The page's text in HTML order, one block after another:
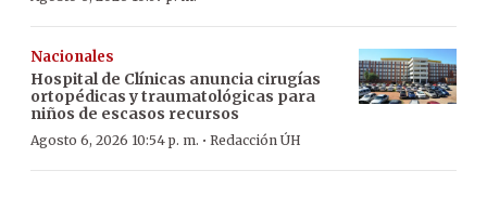
Nacionales
Hospital de Clínicas anuncia cirugías
ortopédicas y traumatológicas para
niños de escasos recursos
Agosto 6, 2026 10:54 p. m. · Redacción ÚH